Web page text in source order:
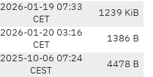
2026-01-19 07:33
CET
1239 KiB
2026-01-20 03:16
CET
1386 B
2025-10-06 07:24
CEST
4478 B